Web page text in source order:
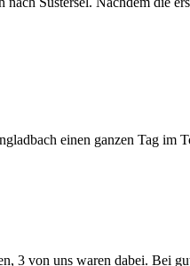
einen ganzen Tag
3 von uns waren dabei. Bei